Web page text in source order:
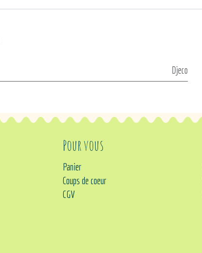
Djeco
Pour vous
Panier
Coups de coeur
CGV